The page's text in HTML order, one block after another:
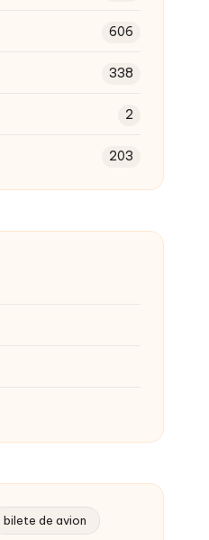
606
338
2
203
bilete de avion